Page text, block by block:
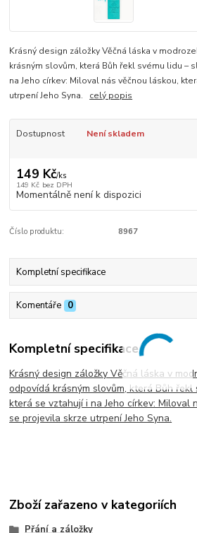
Krásný design záložky Věčná láska v
krásným slovům, která Bůh řekl svému lidu –
na Jeho církev: Miloval nás věčnou láskou,
utrpení Jeho Syna. celý popis
Dostupnost Není skladem
149 Kč/ks
149 Kč bez DPH
Momentálně není k dispozici
Číslo produktu: 8967
Kompletní specifikace
Komentáře 0
Kompletní specifikace
Krásný design záložky Věčná láska v
odpovídá krásným slovům, která Bůh řekl
která se vztahují i na Jeho církev: Miloval
se projevila skrze utrpení Jeho Syna.
Zboží zařazeno v kategoriích
Přání a záložky